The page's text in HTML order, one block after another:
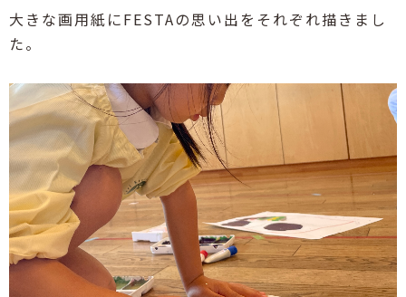
大きな画用紙にFESTAの思い出をそれぞれ描きまし
た。